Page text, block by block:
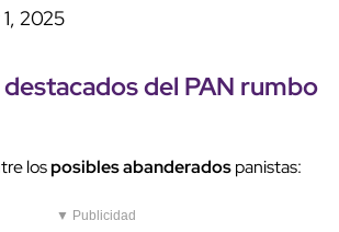
2025
del PAN rumbo
losposibles abanderadospanistas:
▼ Publicidad